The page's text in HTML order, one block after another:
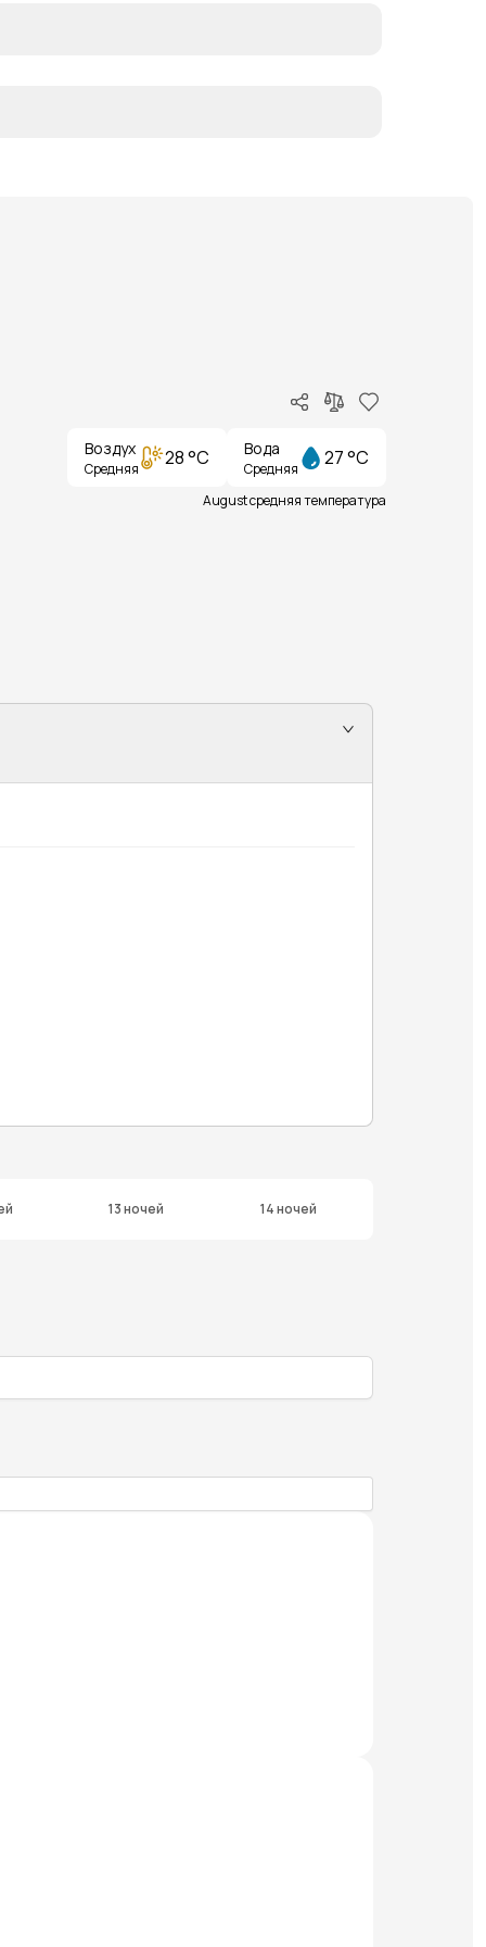
Воздух
Средняя 28 °C Вода
Средняя 27 °C
August средняя температура
13 ночей 14 ночей